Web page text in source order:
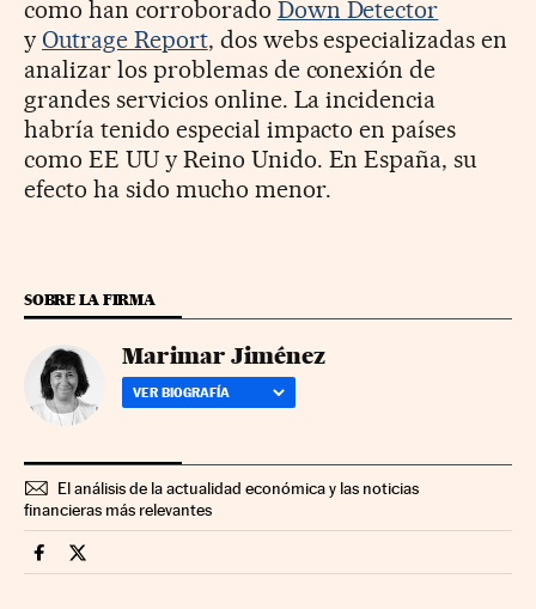
como han corroborado Down Detector
y Outrage Report, dos webs especializadas en
analizar los problemas de conexión de
grandes servicios online. La incidencia
habría tenido especial impacto en países
como EE UU y Reino Unido. En España, su
efecto ha sido mucho menor.
SOBRE LA FIRMA
Marimar Jiménez
VER BIOGRAFÍA
El análisis de la actualidad económica y las noticias
financieras más relevantes
Companias Cinco Días en Facebook
Companias Cinco Días en Twitter